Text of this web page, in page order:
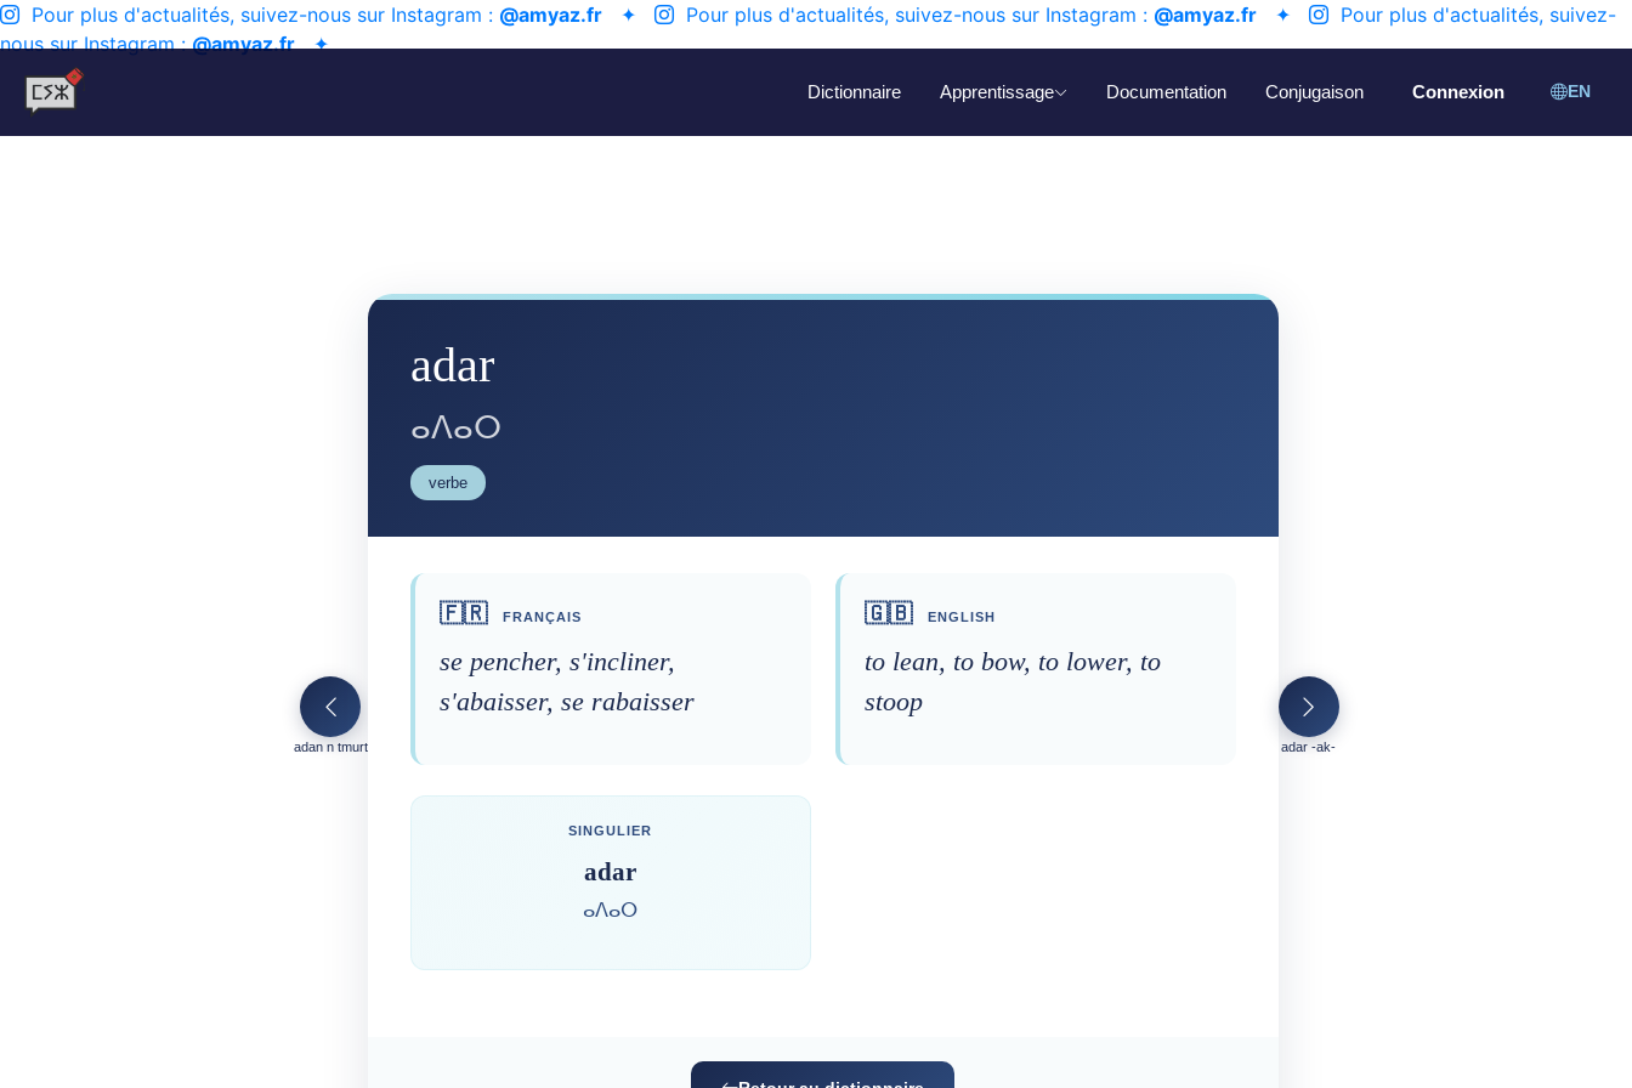
Pour plus d'actualités, suivez-nous sur Instagram : @amyaz.fr ✦ Pour plus d'actualités, suivez-nous sur Instagram : @amyaz.fr ✦
Pour plus d'actualités, suivez-
nous sur Instagram :@amyaz.fr✦
Dictionnaire Apprentissage Documentation Conjugaison Connexion EN
adan n tmurt
adar
ⴰⴷⴰⵔ
verbe
🇫🇷 FRANÇAIS
se pencher, s'incliner,
s'abaisser, se rabaisser
🇬🇧 ENGLISH
to lean, to bow, to lower, to
stoop
SINGULIER
adar
ⴰⴷⴰⵔ
adar -ak-